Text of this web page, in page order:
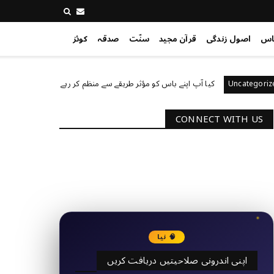
اصول زندگی قرآن مجید سنّت صدقہ کوئز
کیا آپ اپنے باس کو مؤثر طریقے سے منظم کر رہے ہیں
CONNECT WITH US
🧠 نیا
اپنی اندرونی صلاحیتیں دریافت کریں